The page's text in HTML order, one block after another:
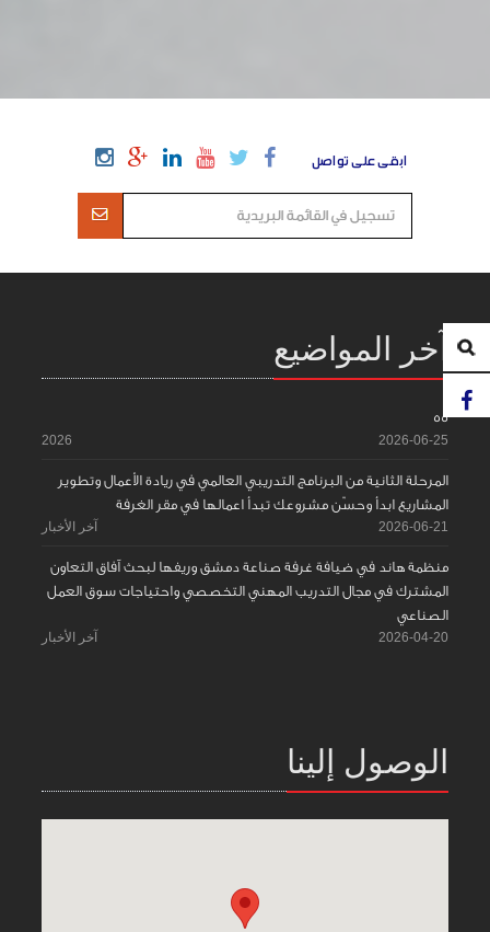
ابقى على تواصل
آخر المواضيع
55
2026-06-25
2026
المرحلة الثانية من البرنامج التدريبي العالمي في ريادة الأعمال وتطوير
المشاريع ابدأ وحسّن مشروعك تبدأ اعمالها في مقر الغرفة
2026-06-21 آخر الأخبار
منظمة هاند في ضيافة غرفة صناعة دمشق وريفها لبحث آفاق التعاون
المشترك في مجال التدريب المهني التخصصي واحتياجات سوق العمل
الصناعي
2026-04-20 آخر الأخبار
الوصول إلينا